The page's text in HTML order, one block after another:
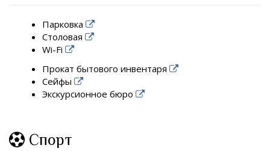
Парковка
Столовая
Wi-Fi
Прокат бытового инвентаря
Сейфы
Экскурсионное бюро
Спорт